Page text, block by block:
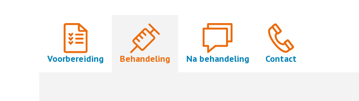
Voorbereiding Behandeling Na behandeling Contact